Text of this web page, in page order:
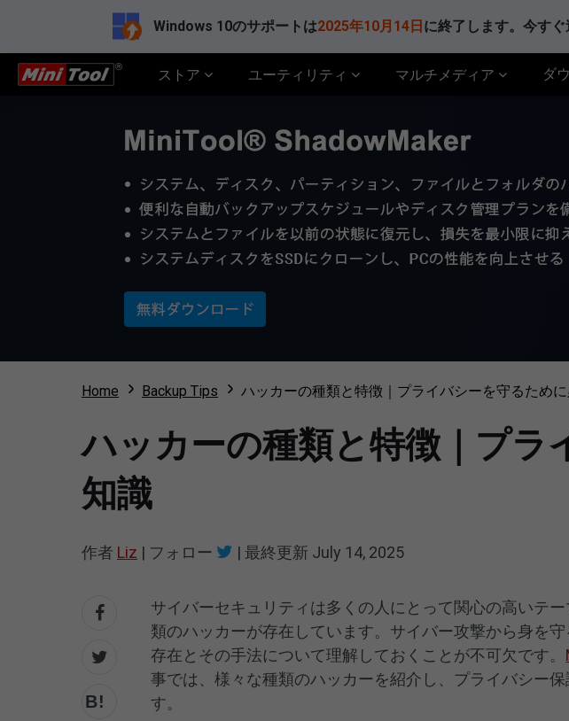
Windows 10のサポートは2025年10月14日 に終了します。今す
ストア ユーティリティ マルチメディア ダ
Home Backup Tips ハッカーの種類と特徴｜プライバシーを守るため
ハッカーの種類と特徴｜プラ
知識
作者 Liz | フォロー | 最終更新 July 14, 2025
サイバーセキュリティは多くの人にとって関心の高いテ
類のハッカーが存在しています。サイバー攻撃から身を
存在とその手法について理解しておくことが不可欠です。
事では、様々な種類のハッカーを紹介し、プライバシー
す。